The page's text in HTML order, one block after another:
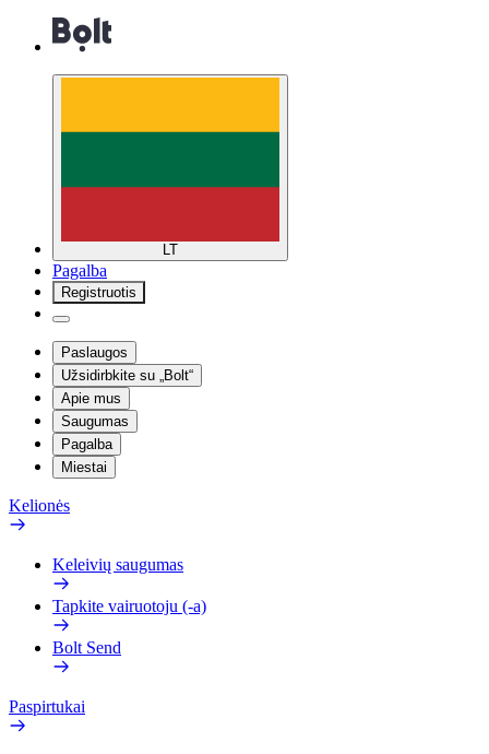
LT
Pagalba
Registruotis
Paslaugos
Užsidirbkite su „Bolt“
Apie mus
Saugumas
Pagalba
Miestai
Kelionės
Keleivių saugumas
Tapkite vairuotoju (-a)
Bolt Send
Paspirtukai